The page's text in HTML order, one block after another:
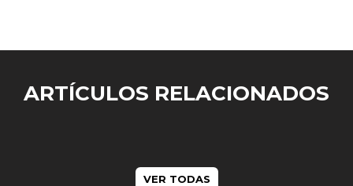
ARTÍCULOS RELACIONADOS
VER TODAS